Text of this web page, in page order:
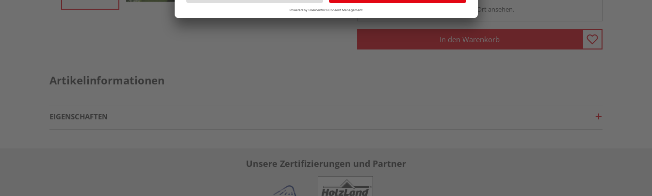
Verfügbar in der Ausstellung - vor Ort ansehen.
In den Warenkorb
Artikelinformationen
EIGENSCHAFTEN
Unsere Zertifizierungen und Partner